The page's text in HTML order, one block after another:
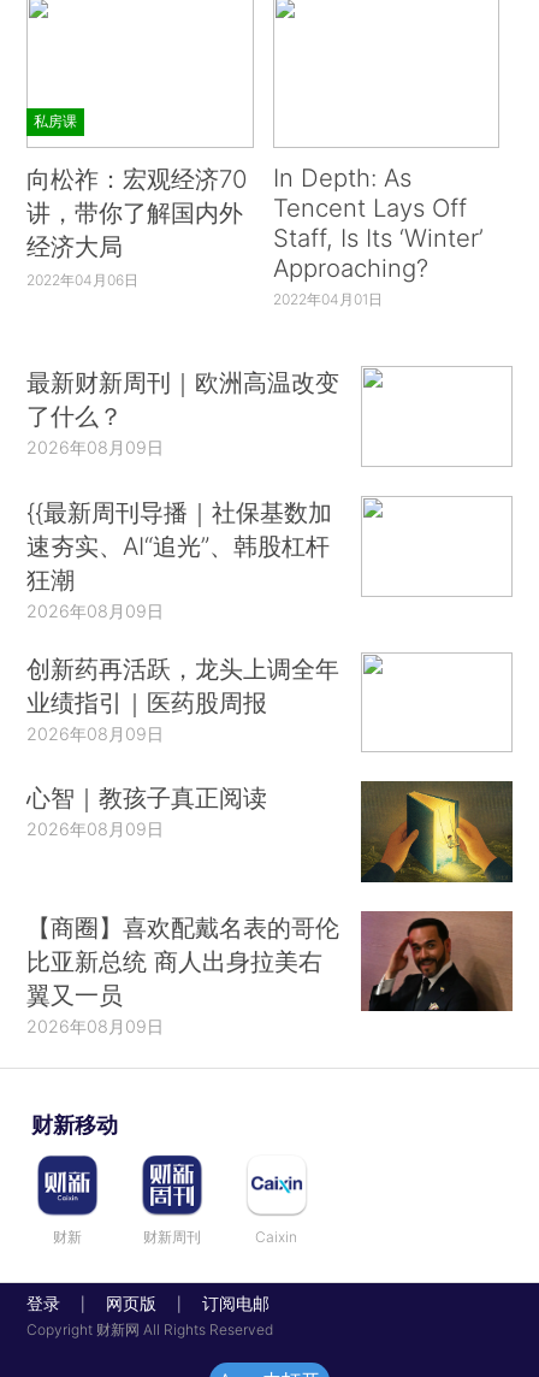
私房课
向松祚：宏观经济70
讲，带你了解国内外
经济大局
2022年04月06日
In Depth: As
Tencent Lays Off
Staff, Is Its ‘Winter’
Approaching?
2022年04月01日
最新财新周刊｜欧洲高温改变
了什么？
2026年08月09日
{{最新周刊导播｜社保基数加
速夯实、AI“追光”、韩股杠杆
狂潮
2026年08月09日
创新药再活跃，龙头上调全年
业绩指引｜医药股周报
2026年08月09日
心智｜教孩子真正阅读
2026年08月09日
【商圈】喜欢配戴名表的哥伦
比亚新总统 商人出身拉美右
翼又一员
2026年08月09日
财新移动
财新 财新周刊 Caixin
登录 网页版 订阅电邮
Copyright 财新网 All Rights Reserved